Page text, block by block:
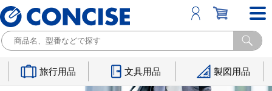
旅行用品 文具用品 製図用品